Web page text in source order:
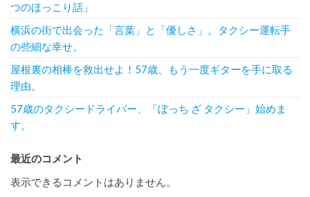
つのほっこり話」
横浜の街で出会った「言葉」と「優しさ」。タクシー運転手
の些細な幸せ。
屋根裏の相棒を救出せよ！57歳、もう一度ギターを手に取る
理由。
57歳のタクシードライバー、「ぼっち ざ タクシー」始めま
す。
最近のコメント
表示できるコメントはありません。